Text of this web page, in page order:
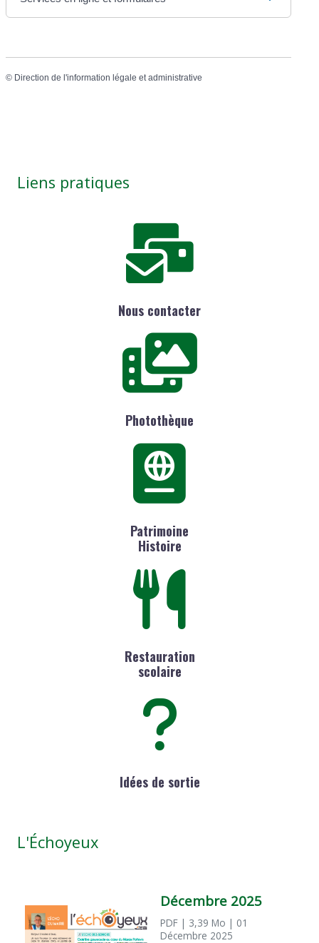
© Direction de l'information légale et administrative
Liens pratiques
Nous contacter
Photothèque
Patrimoine
Histoire
Restauration
scolaire
Idées de sortie
L'Échoyeux
Décembre 2025
PDF | 3,39 Mo | 01
Décembre 2025